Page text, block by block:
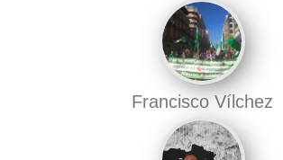
Francisco Vílchez